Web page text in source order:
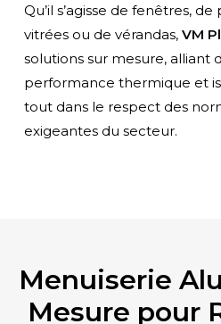
Qu’il s’agisse de fenêtres,
vitrées ou de vérandas, VM
solutions sur mesure, alliant
performance thermique et
tout dans le respect des
exigeantes du secteur.
Menuiserie
Mesure pour